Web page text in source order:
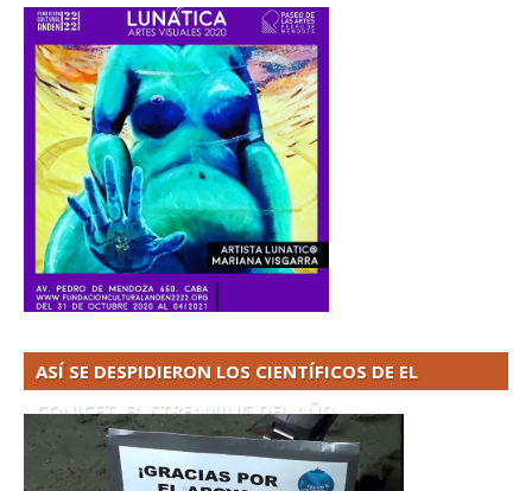
ASÍ SE DESPIDIERON LOS CIENTÍFICOS DE EL
CONICET. EL STREAMING DEL AÑO